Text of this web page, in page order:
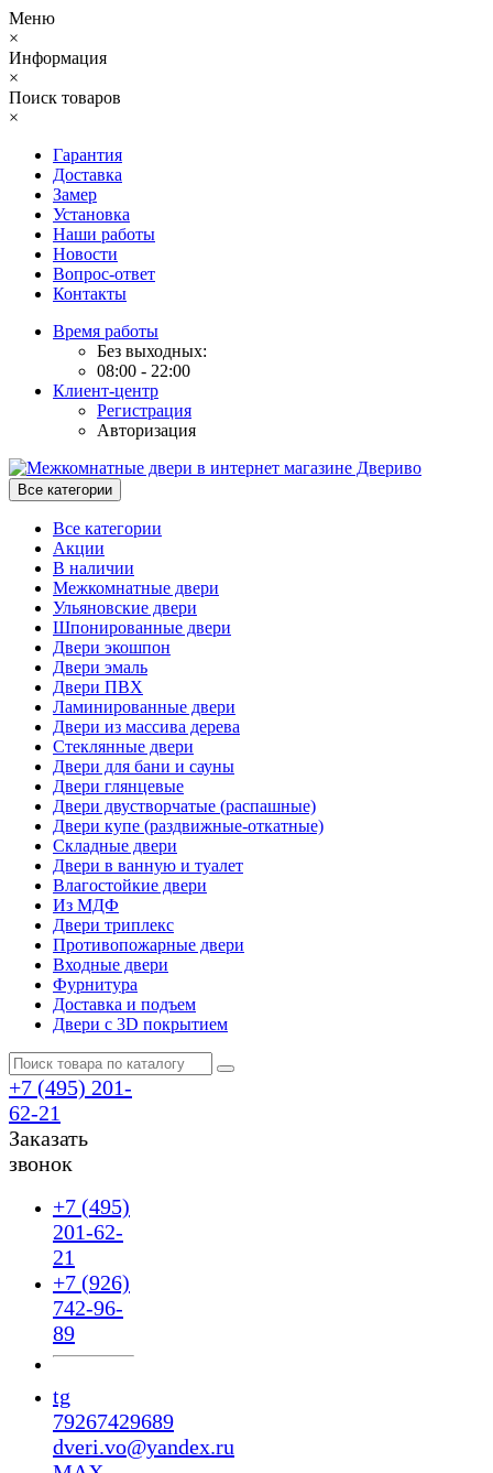
Меню
×
Информация
×
Поиск товаров
×
Гарантия
Доставка
Замер
Установка
Наши работы
Новости
Вопрос-ответ
Контакты
Время работы
Без выходных:
08:00 - 22:00
Клиент-центр
Регистрация
Авторизация
Все категории
Все категории
Акции
В наличии
Межкомнатные двери
Ульяновские двери
Шпонированные двери
Двери экошпон
Двери эмаль
Двери ПВХ
Ламинированные двери
Двери из массива дерева
Стеклянные двери
Двери для бани и сауны
Двери глянцевые
Двери двустворчатые (распашные)
Двери купе (раздвижные-откатные)
Складные двери
Двери в ванную и туалет
Влагостойкие двери
Из МДФ
Двери триплекс
Противопожарные двери
Входные двери
Фурнитура
Доставка и подъем
Двери с 3D покрытием
+7 (495) 201-
62-21
Заказать
звонок
+7 (495)
201-62-
21
+7 (926)
742-96-
89
tg
79267429689
dveri.vo@yandex.ru